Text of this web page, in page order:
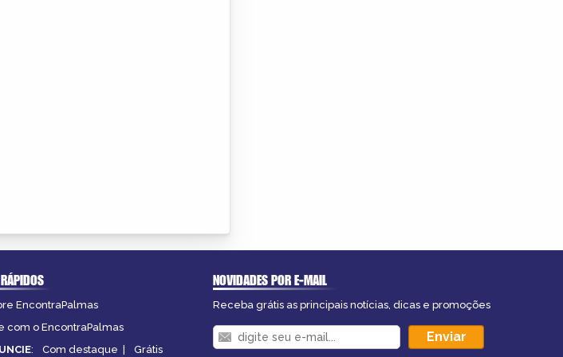
EncontraPalmas
com o EncontraPalmas
: Com destaque | Grátis
NOVIDADES POR E-MAIL
Receba grátis as principais notícias, dicas e promoções